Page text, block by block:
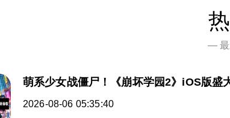
— 最
萌系少女战僵尸！《崩坏学园2》iOS版盛
2026-08-06 05:35:40